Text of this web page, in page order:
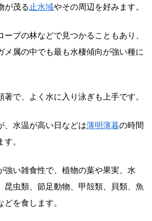
が茂る 止水域やその周辺を好みます。
ーブの林などで見つかることもあり、
メ属の中でも最も水棲傾向が強い種に
著で、よく水に入り泳ぎも上手です。
、水温が高い日などは薄明薄暮の時間
。
強い雑食性で、植物の葉や果実、水
昆虫類、節足動物、甲殻類、貝類、魚
を食します。